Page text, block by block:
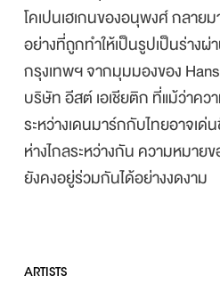
โคเปนเฮเกนของอนุพงศ์ กลาย
อย่างที่ถูกทำให้เป็นรูปเป็นร่าง
กรุงเทพฯ จากมุมมองของ
บริษัท อีสต์ เอเชียติก ที่แม้ว่าคว
ระหว่างเดนมาร์กกับไทยอาจเด่
ห่างไกลระหว่างกัน ความหมาย
ยังคงอยู่ร่วมกันได้อย่างงดงาม
ARTISTS